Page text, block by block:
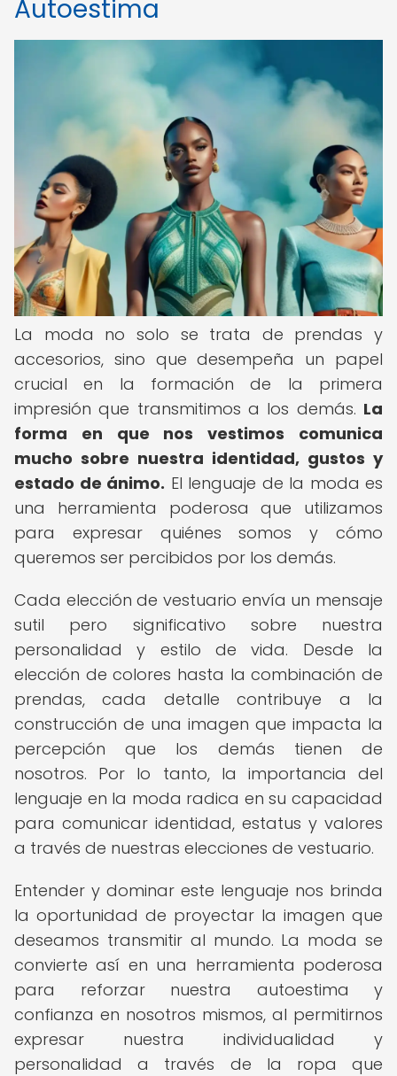
Autoestima
La moda no solo se trata de prendas y
accesorios, sino que desempeña un papel
crucial en la formación de la primera
impresión que transmitimos a los demás. La
forma en que nos vestimos comunica
mucho sobre nuestra identidad, gustos y
estado de ánimo. El lenguaje de la moda es
una herramienta poderosa que utilizamos
para expresar quiénes somos y cómo
queremos ser percibidos por los demás.
Cada elección de vestuario envía un mensaje
sutil pero significativo sobre nuestra
personalidad y estilo de vida. Desde la
elección de colores hasta la combinación de
prendas, cada detalle contribuye a la
construcción de una imagen que impacta la
percepción que los demás tienen de
nosotros. Por lo tanto, la importancia del
lenguaje en la moda radica en su capacidad
para comunicar identidad, estatus y valores
a través de nuestras elecciones de vestuario.
Entender y dominar este lenguaje nos brinda
la oportunidad de proyectar la imagen que
deseamos transmitir al mundo. La moda se
convierte así en una herramienta poderosa
para reforzar nuestra autoestima y
confianza en nosotros mismos, al permitirnos
expresar nuestra individualidad y
personalidad a través de la ropa que